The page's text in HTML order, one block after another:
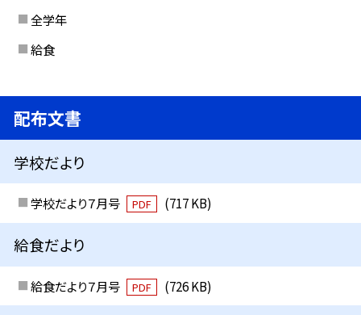
全学年
給食
配布文書
学校だより
学校だより７月号 PDF (717 KB)
給食だより
給食だより７月号 PDF (726 KB)